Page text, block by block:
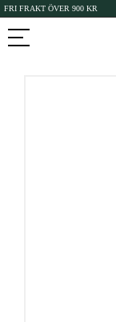
FRI FRAKT ÖVER 900 KR